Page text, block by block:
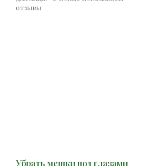
отзывы
Убрать мешки под глазами